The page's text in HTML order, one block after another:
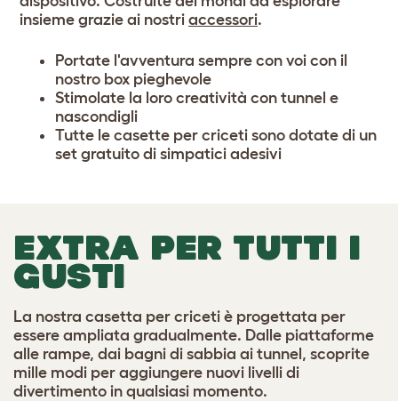
insieme grazie ai nostri accessori.
Portate l'avventura sempre con voi con il
nostro box pieghevole
Stimolate la loro creatività con tunnel e
nascondigli
Tutte le casette per criceti sono dotate di un
set gratuito di simpatici adesivi
EXTRA PER TUTTI I
GUSTI
La nostra casetta per criceti è progettata per
essere ampliata gradualmente. Dalle piattaforme
alle rampe, dai bagni di sabbia ai tunnel, scoprite
mille modi per aggiungere nuovi livelli di
divertimento in qualsiasi momento.